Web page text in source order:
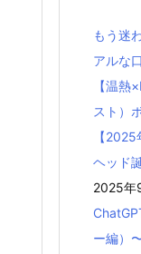
もう迷
アルな
【温熱
スト）
【
ヘッド
2025年
ー編）